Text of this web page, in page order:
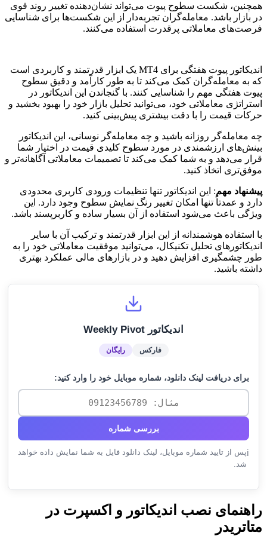
همچنین، شکست سطوح پیوت می‌تواند نشان‌دهنده تغییر روند قوی
در بازار باشد. معامله‌گران تجربه‌دار از این شکست‌ها برای شناسایی
فرصت‌های معاملاتی پرقدرت استفاده می‌کنند.
اندیکاتور پیوت هفتگی برای MT4 یک ابزار قدرتمند و کاربردی است
که به معامله‌گران کمک می‌کند تا به طور کارآمد و دقیق سطوح
پیوت هفتگی مهم را شناسایی کنند. با گنجاندن این اندیکاتور در
استراتژی معاملاتی خود، می‌توانید تحلیل بازار خود را بهبود بخشید و
حرکات قیمت را با دقت بیشتری پیش‌بینی کنید.
چه معامله‌گر روزانه باشید و چه معامله‌گر نوسانی، این اندیکاتور
بینش‌های ارزشمندی در مورد سطوح کلیدی قیمت در اختیار شما
قرار می‌دهد و به شما کمک می‌کند تا تصمیمات معاملاتی آگاهانه‌تر و
موفق‌تری اتخاذ کنید.
پیشنهاد مهم: این اندیکاتور تنها تنظیمات ورودی کاربری محدودی
دارد و عمدتاً تنها امکان تغییر رنگ نمایش سطوح وجود دارد. این
ویژگی باعث می‌شود استفاده از آن بسیار ساده و کاربرپسند باشد.
با استفاده هوشمندانه از این ابزار قدرتمند و ترکیب آن با سایر
اندیکاتورهای تحلیل تکنیکال، می‌توانید موفقیت معاملاتی خود را به
طور چشمگیری افزایش دهید و در بازارهای مالی عملکرد بهتری
داشته باشید.
اندیکاتور Weekly Pivot
فارکس رایگان
برای دریافت لینک دانلود، شماره موبایل خود را وارد کنید:
بررسی شماره
ℹ️پس از تایید شماره موبایل، لینک دانلود فایل به شما نمایش داده خواهد
شد.
راهنمای نصب اندیکاتور و اکسپرت در
متاتریدر